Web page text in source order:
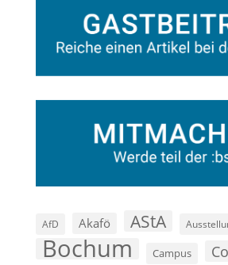
AfD Akafö AStA
Bochum Campus